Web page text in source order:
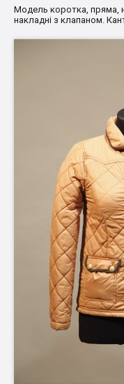
Модель коротка, пряма,
накладні з клапаном.